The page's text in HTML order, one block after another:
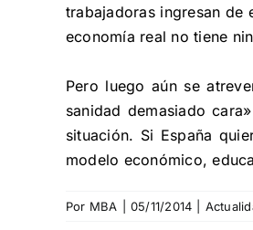
trabajadoras ingresan de
economía real no tiene
Pero luego aún se
sanidad demasiado
situación. Si España
modelo económico,
Por MBA 05/11/2014